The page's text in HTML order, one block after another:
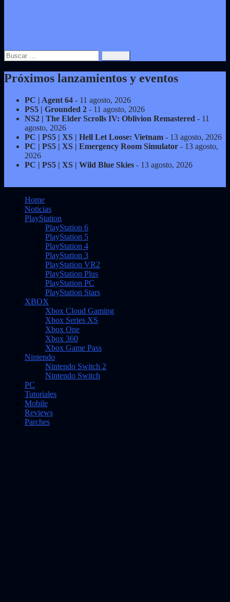
Buscar:
Próximos lanzamientos y eventos
PC | Agent 64 - 11 agosto, 2026
PS5 | Grounded 2 - 11 agosto, 2026
NS2 | The Elder Scrolls IV: Oblivion Remastered - 11
agosto, 2026
PC | PS5 | XS | Hell Let Loose: Vietnam - 13 agosto, 2026
PC | PS5 | XS | Emergency Room Simulator - 13 agosto,
2026
PC | PS5 | XS | Wild Blue Skies - 13 agosto, 2026
Home
Noticias
PlayStation
PlayStation 6
PlayStation 5
PlayStation 4
PlayStation 3
PlayStation VR2
PlayStation Plus
PlayStation PC
PlayStation Stars
XBOX
Xbox Cloud Gaming
Xbox Series XS
Xbox One
Xbox 360
Xbox Game Pass
Nintendo
Nintendo Switch 2
Nintendo Switch
PC
Tutoriales
Mobile
Reviews
Parches